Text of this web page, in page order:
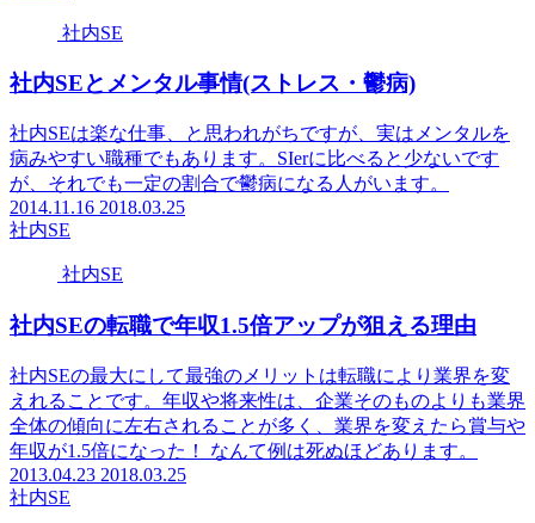
社内SE
社内SEとメンタル事情(ストレス・鬱病)
社内SEは楽な仕事、と思われがちですが、実はメンタルを
病みやすい職種でもあります。SIerに比べると少ないです
が、それでも一定の割合で鬱病になる人がいます。
2014.11.16 2018.03.25
社内SE
社内SE
社内SEの転職で年収1.5倍アップが狙える理由
社内SEの最大にして最強のメリットは転職により業界を変
えれることです。年収や将来性は、企業そのものよりも業界
全体の傾向に左右されることが多く、業界を変えたら賞与や
年収が1.5倍になった！ なんて例は死ぬほどあります。
2013.04.23 2018.03.25
社内SE